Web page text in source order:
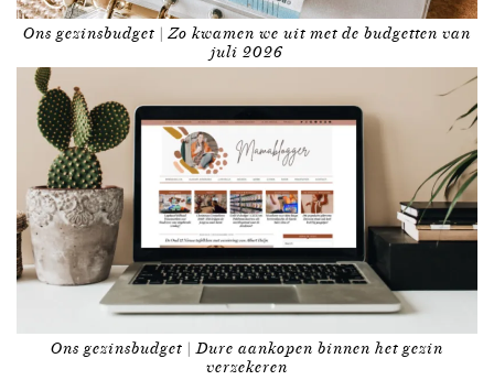
Ons gezinsbudget | Zo kwamen we uit met de budgetten van
juli 2026
Ons gezinsbudget | Dure aankopen binnen het gezin
verzekeren